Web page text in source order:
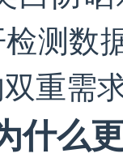
测数
重需求
什么